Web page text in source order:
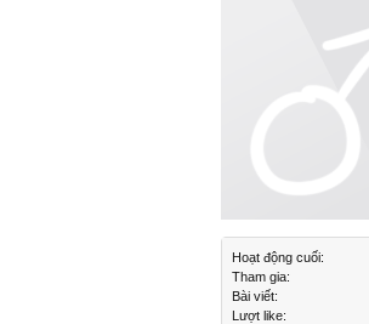
Hoạt động cuối:
Tham gia:
Bài viết:
Lượt like: